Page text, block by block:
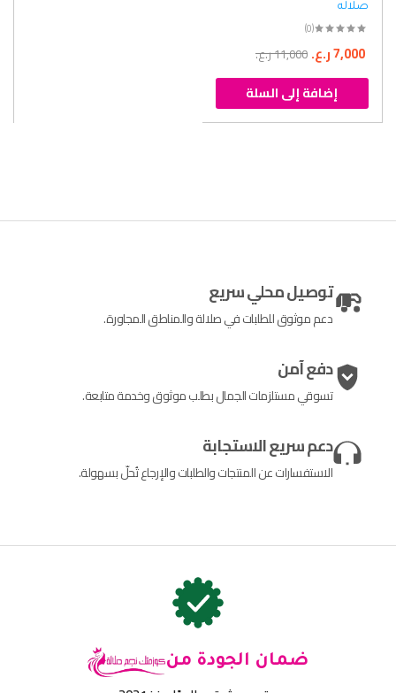
صلاله
(0)
11,000ر.ع. 7,000ر.ع.
إضافة إلى السلة
توصيل محلي سريع
دعم موثوق للطلبات في صلالة والمناطق المجاورة.
دفع آمن
تسوقي مستلزمات الجمال بطلب موثوق وخدمة متابعة.
دعم سريع الاستجابة
الاستفسارات عن المنتجات والطلبات والإرجاع تُحلّ بسهولة.
ضمان الجودة من